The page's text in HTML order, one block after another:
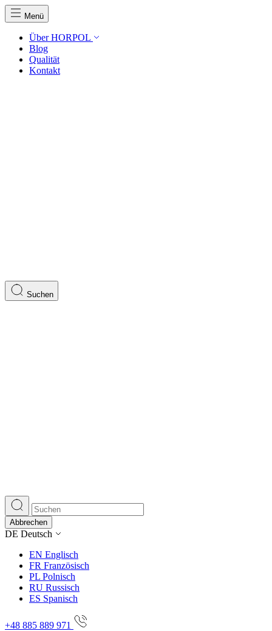
Menü
Über HORPOL
Blog
Qualität
Kontakt
Suchen
Abbrechen
DE Deutsch
EN Englisch
FR Französisch
PL Polnisch
RU Russisch
ES Spanisch
+48 885 889 971